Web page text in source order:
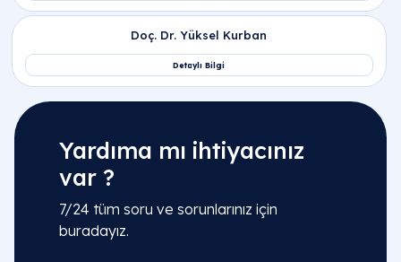
Yardıma mı ihtiyacınız
var ?
7/24 tüm soru ve sorunlarınız için
buradayız.